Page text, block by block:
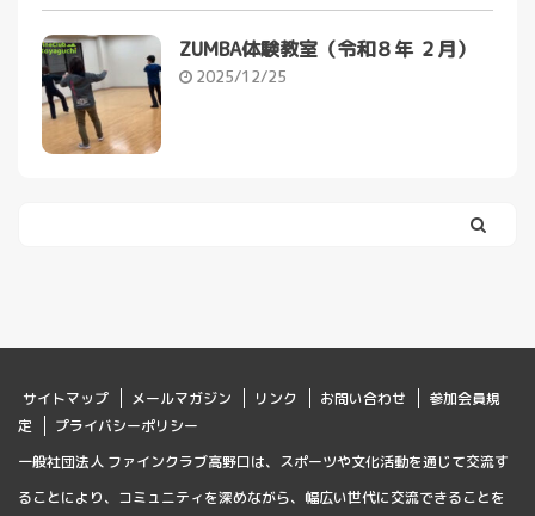
ZUMBA体験教室（令和８年 ２月）
2025/12/25
サイトマップ メールマガジン リンク お問い合わせ
参加会員規
定
プライバシーポリシー
一般社団法人 ファインクラブ高野口は、スポーツや文化活動を通じて交流す
ることにより、コミュニティを深めながら、幅広い世代に交流できることを